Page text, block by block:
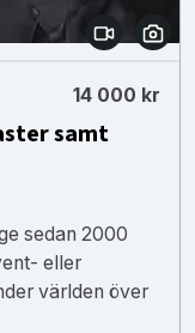
14 000 kr
samt
sedan 2000
eller
världen över